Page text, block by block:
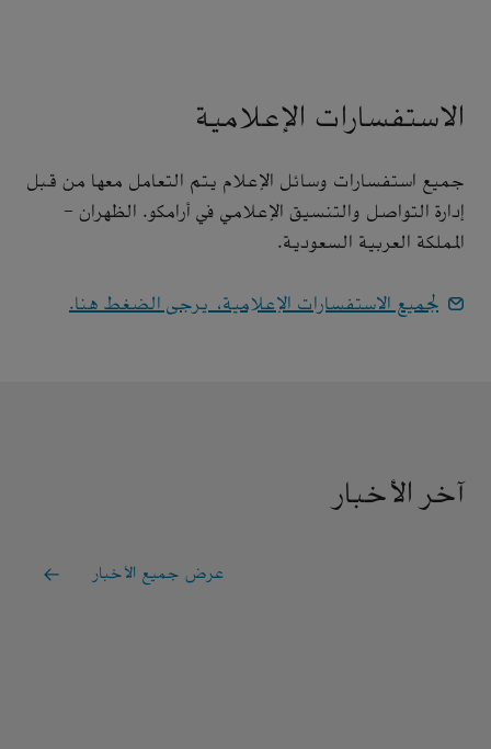
الاستفسارات الإعلامية
جميع استفسارات وسائل الإعلام يتم التعامل معها من قبل
إدارة التواصل والتنسيق الإعلامي في أرامكو. الظهران -
المملكة العربية السعودية.
لجميع الاستفسارات الإعلامية، يرجى الضغط هنا.
آخر الأخبار
عرض جميع الأخبار